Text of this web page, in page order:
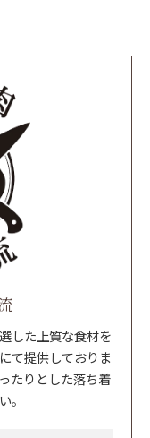
した上質な食材を
て提供しておりま
たりとした落ち着
。